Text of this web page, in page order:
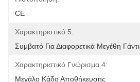
CE
Χαρακτηριστικό 5:
Συμβατό Για Διαφορετικά Μεγέθη Γάντι
Χαρακτηριστικό Γνώρισμα 4:
Μεγάλο Κάδο Αποθήκευσης